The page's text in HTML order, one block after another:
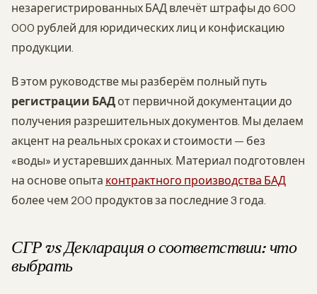
незарегистрированных БАД влечёт штрафы до 600
000 рублей для юридических лиц и конфискацию
продукции.
В этом руководстве мы разберём полный путь
регистрации БАД от первичной документации до
получения разрешительных документов. Мы делаем
акцент на реальных сроках и стоимости — без
«воды» и устаревших данных. Материал подготовлен
на основе опыта контрактного производства БАД
более чем 200 продуктов за последние 3 года.
СГР vs Декларация о соответствии: что
выбрать